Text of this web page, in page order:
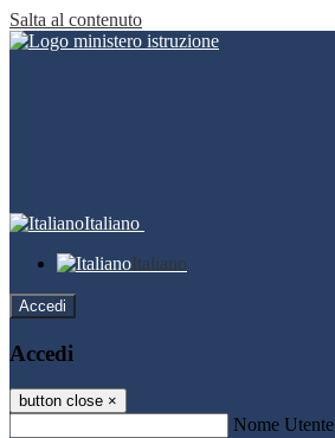
Salta al contenuto
Italiano
Italiano
Accedi
Accedi
button close ×
Nome Utente